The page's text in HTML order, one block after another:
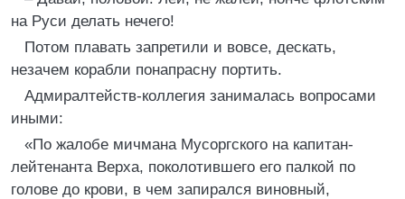
на Руси делать нечего!
Потом плавать запретили и вовсе, дескать,
незачем корабли понапрасну портить.
Адмиралтейств-коллегия занималась вопросами
иными:
«По жалобе мичмана Мусоргского на капитан-
лейтенанта Верха, поколотившего его палкой по
голове до крови, в чем запирался виновный,